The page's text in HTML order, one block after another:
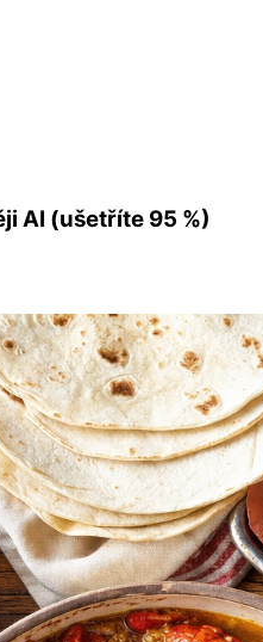
AI (ušetříte 95 %)